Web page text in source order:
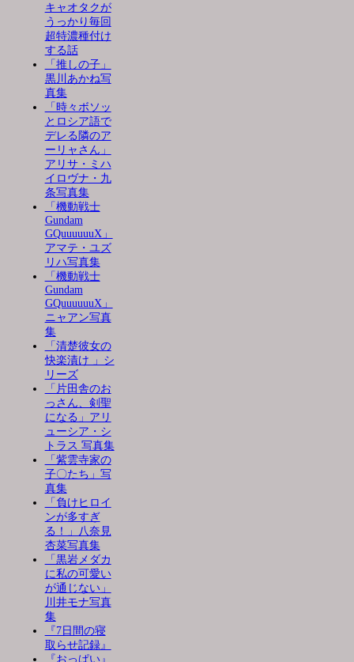
キャオタクが
うっかり毎回
超特濃種付け
する話
「推しの子」
黒川あかね写
真集
「時々ボソッ
とロシア語で
デレる隣のア
ーリャさん」
アリサ・ミハ
イロヴナ・九
条写真集
「機動戦士
Gundam
GQuuuuuuX」
アマテ・ユズ
リハ写真集
「機動戦士
Gundam
GQuuuuuuX」
ニャアン写真
集
「清楚彼女の
快楽漬け 」シ
リーズ
「片田舎のお
っさん、剣聖
になる」アリ
ューシア・シ
トラス 写真集
「紫雲寺家の
子〇たち」写
真集
「負けヒロイ
ンが多すぎ
る！」八奈見
杏菜写真集
「黒岩メダカ
に私の可愛い
が通じない」
川井モナ写真
集
『7日間の寝
取らせ記録』
『おっぱい』